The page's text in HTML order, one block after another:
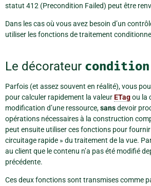
statut 412 (Precondition Failed) peut être
Dans les cas où vous avez besoin d’un
utiliser les fonctions de traitement
Le décorateur condition
Parfois (et assez souvent en réalité), vous
pour calculer rapidement la valeurETagou la
modification d’une ressource,sansdevoir
opérations nécessaires à la construction
peut ensuite utiliser ces fonctions pour
circuitage rapide » du traitement de la vue.
au client que le contenu n’a pas été modifié
précédente.
Ces deux fonctions sont transmises comme